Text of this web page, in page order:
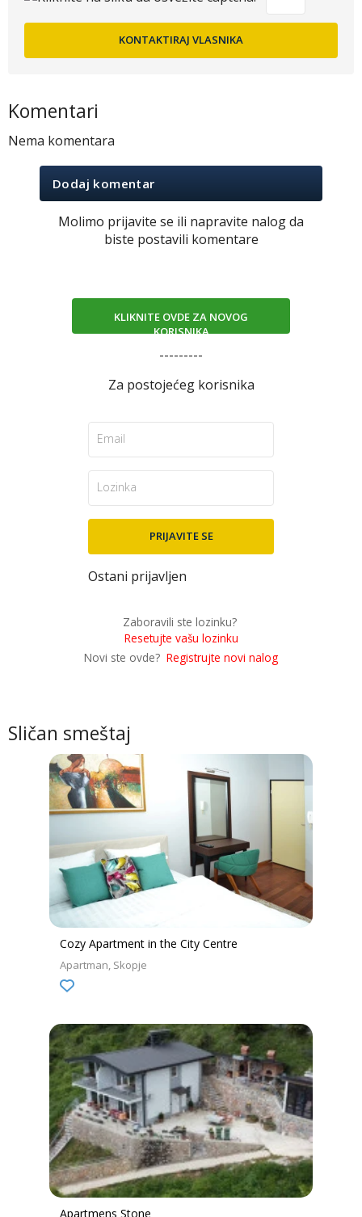
Sličan smeštaj
Cozy Apartment in the City Centre
Apartman Skopje
Apartmens Stone
Komentari
Nema komentara
Dodaj komentar
Molimo prijavite se ili napravite nalog da
biste postavili komentare
KLIKNITE OVDE ZA NOVOG
KORISNIKA
---------
Za postojećeg korisnika
Ostani prijavljen
Zaboravili ste lozinku?
Resetujte vašu lozinku
Novi ste ovde? Registrujte novi nalog